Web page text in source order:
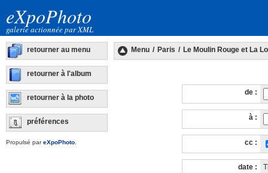
eXpoPhoto
galerie actionnée par XML
retourner au menu
retourner à l'album
retourner à la photo
préférences
Propulsé pareXpoPhoto
Menu / Paris / Le Moulin Rouge et La
de :
à :
cc :
date :